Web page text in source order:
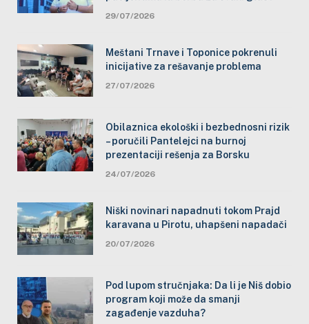
29/07/2026
Meštani Trnave i Toponice pokrenuli
inicijative za rešavanje problema
27/07/2026
Obilaznica ekološki i bezbednosni rizik
– poručili Pantelejci na burnoj
prezentaciji rešenja za Borsku
24/07/2026
Niški novinari napadnuti tokom Prajd
karavana u Pirotu, uhapšeni napadači
20/07/2026
Pod lupom stručnjaka: Da li je Niš dobio
program koji može da smanji
zagađenje vazduha?